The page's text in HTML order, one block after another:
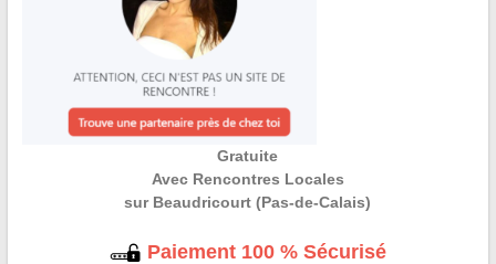
Gratuite
Avec Rencontres Locales
sur Beaudricourt (Pas-de-Calais)
Paiement 100 % Sécurisé